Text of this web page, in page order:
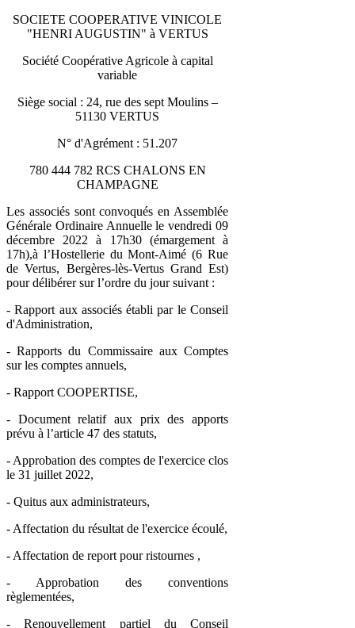
SOCIETE COOPERATIVE VINICOLE
"HENRI AUGUSTIN" à VERTUS
Société Coopérative Agricole à capital
variable
Siège social : 24, rue des sept Moulins –
51130 VERTUS
N° d'Agrément : 51.207
780 444 782 RCS CHALONS EN
CHAMPAGNE
Les associés sont convoqués en Assemblée
Générale Ordinaire Annuelle le vendredi 09
décembre 2022 à 17h30 (émargement à
17h),à l’Hostellerie du Mont-Aimé (6 Rue
de Vertus, Bergères-lès-Vertus Grand Est)
pour délibérer sur l’ordre du jour suivant :
- Rapport aux associés établi par le Conseil
d'Administration,
- Rapports du Commissaire aux Comptes
sur les comptes annuels,
- Rapport COOPERTISE,
- Document relatif aux prix des apports
prévu à l’article 47 des statuts,
- Approbation des comptes de l'exercice clos
le 31 juillet 2022,
- Quitus aux administrateurs,
- Affectation du résultat de l'exercice écoulé,
- Affectation de report pour ristournes ,
- Approbation des conventions
règlementées,
- Renouvellement partiel du Conseil